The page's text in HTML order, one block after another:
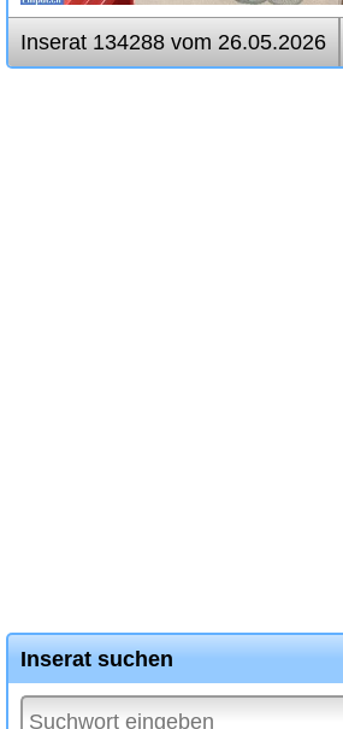
Inserat 134288 vom 26.05.2026
Inserat suchen